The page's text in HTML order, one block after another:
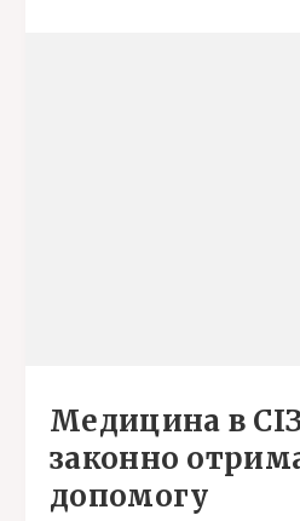
Медицина в
законно
допомогу